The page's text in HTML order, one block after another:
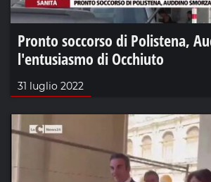
Pronto soccorso di Polistena,
l'entusiasmo di Occhiuto
31 luglio 2022